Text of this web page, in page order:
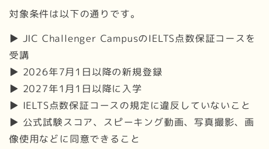
対象条件は以下の通りです。
▶ JIC Challenger CampusのIELTS点数保証コースを
受講
▶ 2026年7月1日以降の新規登録
▶ 2027年1月1日以降に入学
▶ IELTS点数保証コースの規定に違反していないこと
▶ 公式試験スコア、スピーキング動画、写真撮影、画
像使用などに同意できること